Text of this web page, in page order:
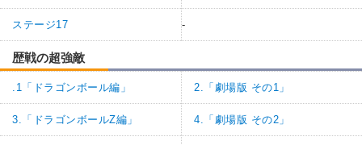
ステージ17 -
歴戦の超強敵
.1「ドラゴンボール編」 2.「劇場版 その1」
3.「ドラゴンボールZ編」 4.「劇場版 その2」